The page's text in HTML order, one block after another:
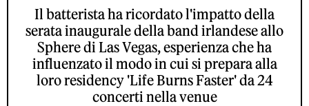
Il batterista ha ricordato l'impatto della
serata inaugurale della band irlandese allo
Sphere di Las Vegas, esperienza che ha
influenzato il modo in cui si prepara alla
loro residency 'Life Burns Faster' da 24
concerti nella venue